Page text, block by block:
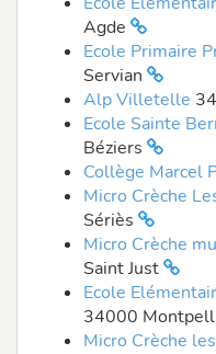
Agde
Ecole Primaire
Servian
Alp Villetelle
Ecole Sainte
Béziers
Collège Marcel
Micro Crèche
Sériès
Micro Crèche
Saint Just
Ecole
34000
Micro Crèche